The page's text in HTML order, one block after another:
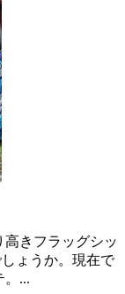
きフラッグシッ
ょうか。現在で
。...